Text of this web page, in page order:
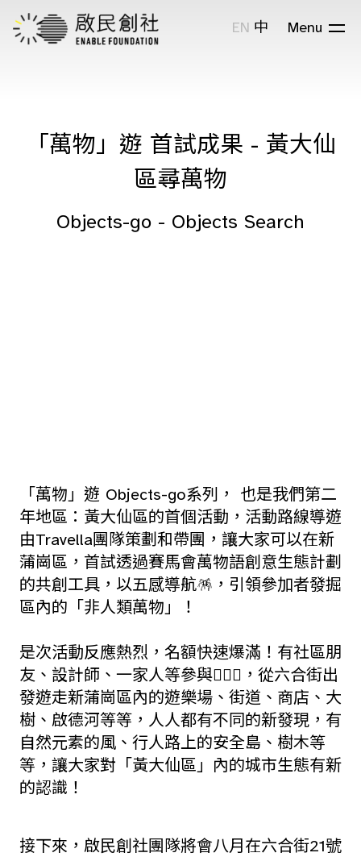
EN 中 Menu
「萬物」遊 首試成果 - 黃大仙
區尋萬物
Objects-go - Objects Search
「萬物」遊 Objects-go系列， 也是我們第二
年地區：黃大仙區的首個活動，活動路線導遊
由Travella團隊策劃和帶團，讓大家可以在新
蒲崗區，首試透過賽馬會萬物語創意生態計劃
的共創工具，以五感導航🪅，引領參加者發掘
區內的「非人類萬物」！
是次活動反應熱烈，名額快速爆滿！有社區朋
友、設計師、一家人等參與🤸🏼‍♂️，從六合街出
發遊走新蒲崗區內的遊樂場、街道、商店、大
樹、啟德河等等，人人都有不同的新發現，有
自然元素的風、行人路上的安全島、樹木等
等，讓大家對「黃大仙區」內的城市生態有新
的認識！
接下來，啟民創社團隊將會八月在六合街21號